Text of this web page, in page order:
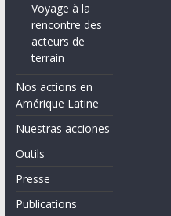
Voyage à la
rencontre des
acteurs de
terrain
Nos actions en
Amérique Latine
Nuestras acciones
Outils
Presse
Publications